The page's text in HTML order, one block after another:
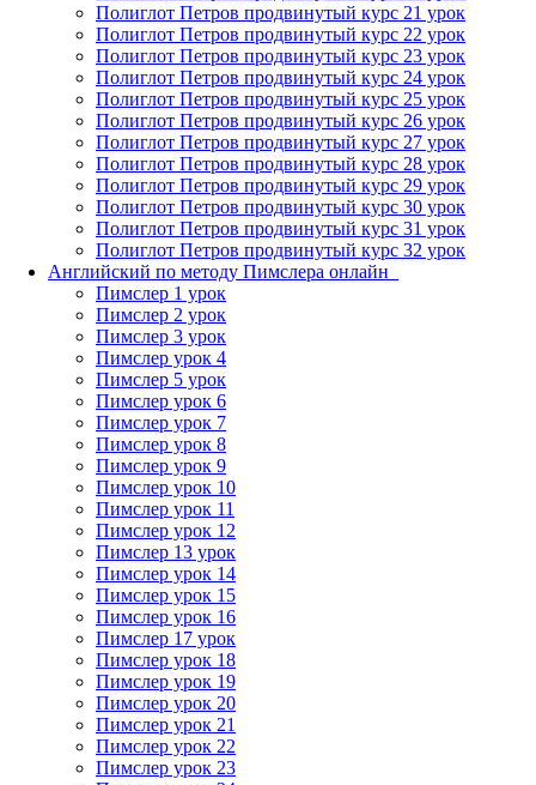
Полиглот Петров продвинутый курс 21 урок
Полиглот Петров продвинутый курс 22 урок
Полиглот Петров продвинутый курс 23 урок
Полиглот Петров продвинутый курс 24 урок
Полиглот Петров продвинутый курс 25 урок
Полиглот Петров продвинутый курс 26 урок
Полиглот Петров продвинутый курс 27 урок
Полиглот Петров продвинутый курс 28 урок
Полиглот Петров продвинутый курс 29 урок
Полиглот Петров продвинутый курс 30 урок
Полиглот Петров продвинутый курс 31 урок
Полиглот Петров продвинутый курс 32 урок
Английский по методу Пимслера онлайн_
Пимслер 1 урок
Пимслер 2 урок
Пимслер 3 урок
Пимслер урок 4
Пимслер 5 урок
Пимслер урок 6
Пимслер урок 7
Пимслер урок 8
Пимслер урок 9
Пимслер урок 10
Пимслер урок 11
Пимслер урок 12
Пимслер 13 урок
Пимслер урок 14
Пимслер урок 15
Пимслер урок 16
Пимслер 17 урок
Пимслер урок 18
Пимслер урок 19
Пимслер урок 20
Пимслер урок 21
Пимслер урок 22
Пимслер урок 23